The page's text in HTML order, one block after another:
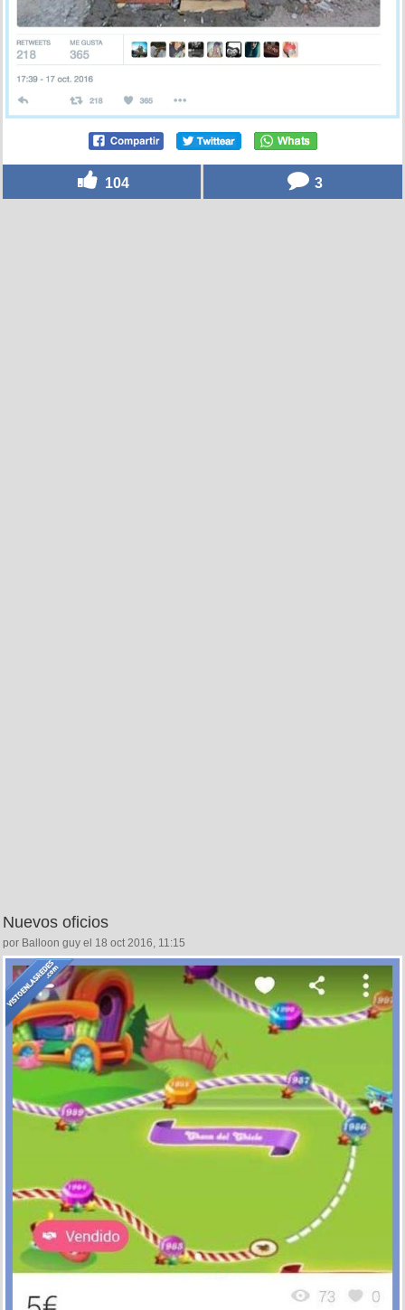
104 3
Nuevos oficios
por Balloon guy el 18 oct 2016, 11:15